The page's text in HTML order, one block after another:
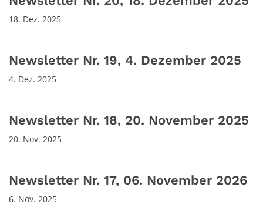
18. Dez. 2025
Newsletter Nr. 19, 4. Dezember 2025
4. Dez. 2025
Newsletter Nr. 18, 20. November 2025
20. Nov. 2025
Newsletter Nr. 17, 06. November 2026
6. Nov. 2025